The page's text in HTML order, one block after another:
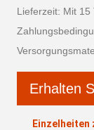
Lieferzeit: Mit 15
Erhalten
Einzelheiten